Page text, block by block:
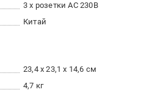
3 x розетки AC 230В
Китай
23,4 x 23,1 x 14,6 см
4,7 кг